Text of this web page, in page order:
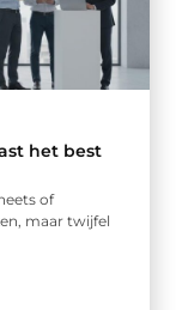
het best
of
maar twijfel